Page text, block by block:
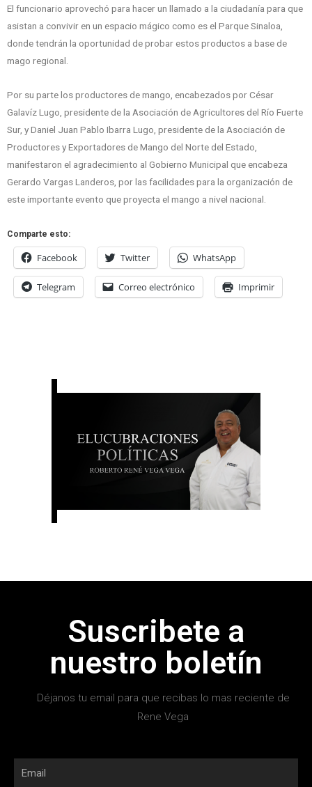
El funcionario aprovechó para hacer un llamado a la ciudadanía para que
asistan a convivir en un espacio mágico como es el Parque Sinaloa,
donde tendrán la oportunidad de probar estos productos a base de
mago regional.
Por su parte los productores de mango, encabezados por César
Galavíz Lugo, presidente de la Asociación de Agricultores del Río Fuerte
Sur, y Daniel Juan Pablo Ibarra Lugo, presidente de la Asociación de
Productores y Exportadores de Mango del Norte del Estado,
manifestaron el agradecimiento al Gobierno Municipal que encabeza
Gerardo Vargas Landeros, por las facilidades para la organización de
este importante evento que proyecta el mango a nivel nacional.
Comparte esto:
Facebook Twitter WhatsApp
Telegram Correo electrónico Imprimir
Suscribete a
nuestro boletín
Déjanos tu email para que recibas lo mas reciente de
Rene Vega